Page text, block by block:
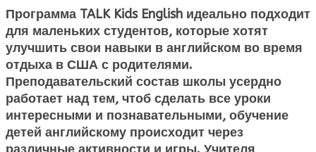
Программа TALK Kids English идеально подходит
для маленьких студентов, которые хотят
улучшить свои навыки в английском во время
отдыха в США с родителями.
Преподавательский состав школы усердно
работает над тем, чтоб сделать все уроки
интересными и познавательными, обучение
детей английскому происходит через